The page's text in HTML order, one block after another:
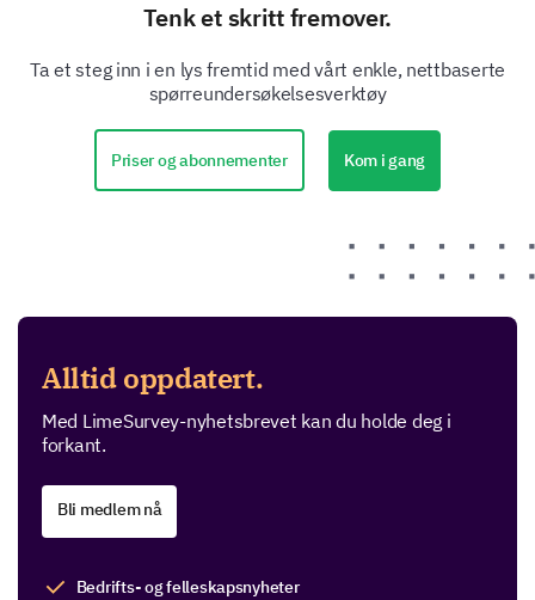
Tenk et skritt fremover.
Ta et steg inn i en lys fremtid med vårt enkle, nettbaserte
spørreundersøkelsesverktøy
Priser og abonnementer Kom i gang
Alltid oppdatert.
Med LimeSurvey-nyhetsbrevet kan du holde deg i
forkant.
Bli medlem nå
Bedrifts- og felleskapsnyheter